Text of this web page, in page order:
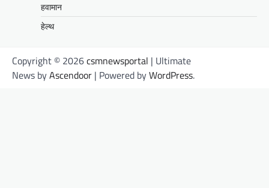
हवामान
हेल्थ
Copyright © 2026csmnewsportal | Ultimate
News byAscendoor | Powered byWordPress.